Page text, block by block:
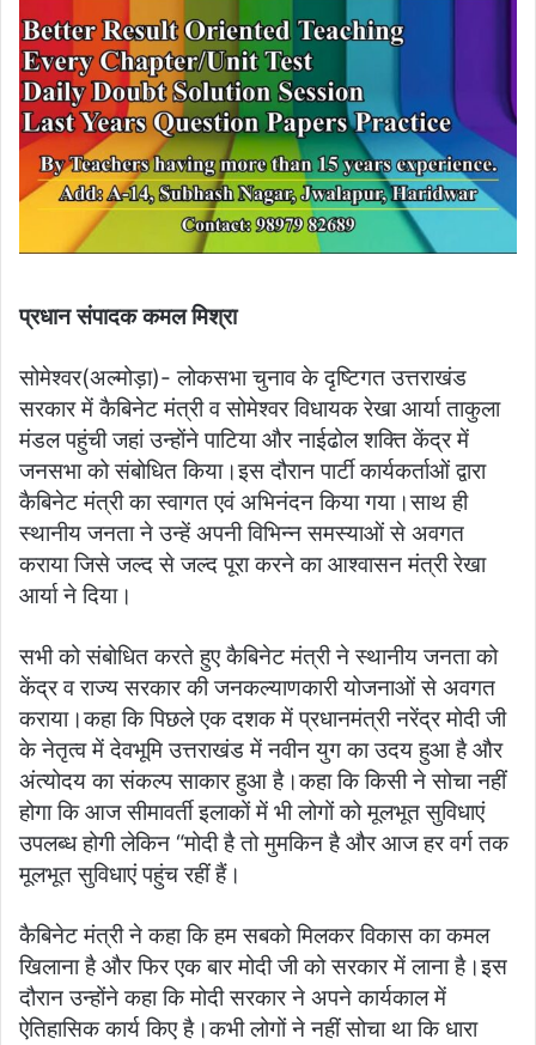
प्रधान संपादक कमल मिश्रा
सोमेश्वर(अल्मोड़ा)- लोकसभा चुनाव के दृष्टिगत उत्तराखंड
सरकार में कैबिनेट मंत्री व सोमेश्वर विधायक रेखा आर्या ताकुला
मंडल पहुंची जहां उन्होंने पाटिया और नाईढोल शक्ति केंद्र में
जनसभा को संबोधित किया।इस दौरान पार्टी कार्यकर्ताओं द्वारा
कैबिनेट मंत्री का स्वागत एवं अभिनंदन किया गया।साथ ही
स्थानीय जनता ने उन्हें अपनी विभिन्न समस्याओं से अवगत
कराया जिसे जल्द से जल्द पूरा करने का आश्वासन मंत्री रेखा
आर्या ने दिया।
सभी को संबोधित करते हुए कैबिनेट मंत्री ने स्थानीय जनता को
केंद्र व राज्य सरकार की जनकल्याणकारी योजनाओं से अवगत
कराया।कहा कि पिछले एक दशक में प्रधानमंत्री नरेंद्र मोदी जी
के नेतृत्व में देवभूमि उत्तराखंड में नवीन युग का उदय हुआ है और
अंत्योदय का संकल्प साकार हुआ है।कहा कि किसी ने सोचा नहीं
होगा कि आज सीमावर्ती इलाकों में भी लोगों को मूलभूत सुविधाएं
उपलब्ध होगी लेकिन “मोदी है तो मुमकिन है और आज हर वर्ग तक
मूलभूत सुविधाएं पहुंच रहीं हैं।
कैबिनेट मंत्री ने कहा कि हम सबको मिलकर विकास का कमल
खिलाना है और फिर एक बार मोदी जी को सरकार में लाना है।इस
दौरान उन्होंने कहा कि मोदी सरकार ने अपने कार्यकाल में
ऐतिहासिक कार्य किए है।कभी लोगों ने नहीं सोचा था कि धारा